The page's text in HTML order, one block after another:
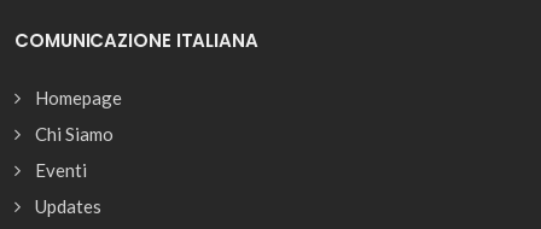
COMUNICAZIONE ITALIANA
Homepage
Chi Siamo
Eventi
Updates